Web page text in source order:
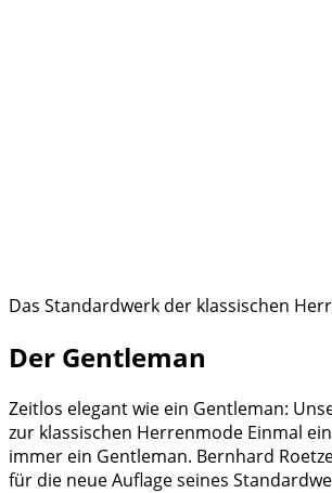
Das Standardwerk der klassischen
Der Gentleman
Zeitlos elegant wie ein Gentleman:
zur klassischen Herrenmode Einmal
immer ein Gentleman. Bernhard
für die neue Auflage seines